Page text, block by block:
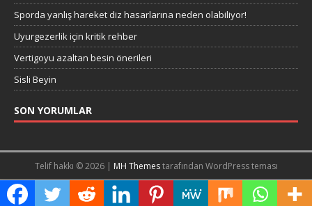
Sporda yanlış hareket diz hasarlarına neden olabiliyor!
Uyurgezerlik için kritik rehber
Vertigoyu azaltan besin önerileri
Sisli Beyin
SON YORUMLAR
Telif hakkı © 2026 | MH Themestarafından WordPress teması